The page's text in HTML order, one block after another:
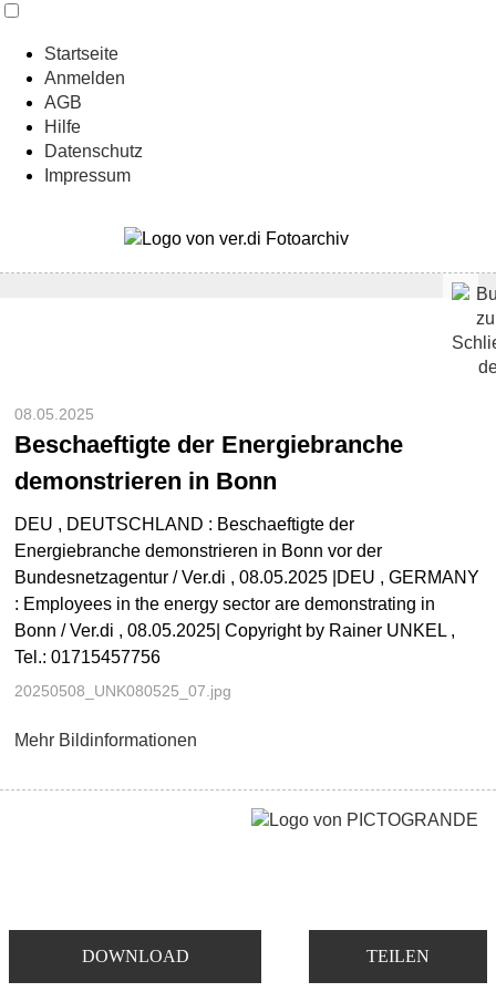
Startseite
Anmelden
AGB
Hilfe
Datenschutz
Impressum
DOWNLOAD TEILEN
08.05.2025
Beschaeftigte der Energiebranche
demonstrieren in Bonn
DEU , DEUTSCHLAND : Beschaeftigte der
Energiebranche demonstrieren in Bonn vor der
Bundesnetzagentur / Ver.di , 08.05.2025 |DEU , GERMANY
: Employees in the energy sector are demonstrating in
Bonn / Ver.di , 08.05.2025| Copyright by Rainer UNKEL ,
Tel.: 01715457756
20250508_UNK080525_07.jpg
Mehr Bildinformationen